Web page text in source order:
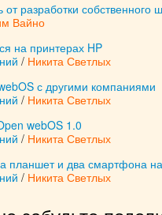
от разработки
Вайно
на принтерах HP
/ Никита Светлых
с другими компаниями
/ Никита Светлых
webOS 1.0
/ Никита Светлых
планшет и два смартфона
/ Никита Светлых